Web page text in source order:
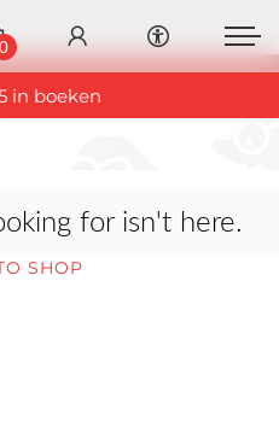
in boeken
0
for isn't here.
SHOP